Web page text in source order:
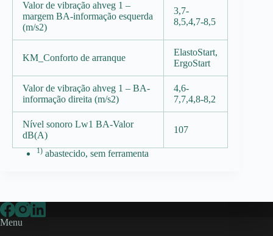
Valor de vibração ahveg 1 –
margem BA-informação esquerda
(m/s2)
3,7-
8,5,4,7-8,5
KM_Conforto de arranque
ElastoStart,
ErgoStart
Valor de vibração ahveg 1 – BA-
informação direita (m/s2)
4,6-
7,7,4,8-8,2
Nível sonoro Lw1 BA-Valor
dB(A)
107
1) abastecido, sem ferramenta
Menu